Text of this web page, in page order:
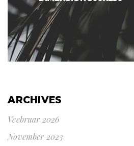
ARCHIVES
Veebruar 2026
November 2023